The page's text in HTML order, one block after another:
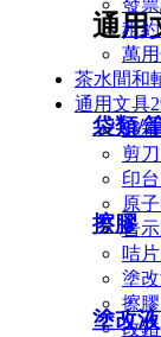
通用
袋類/
擦膠
塗改液
租約
萬
茶水間和
通用文具
錢箱
剪刀
印
原
告
咭
塗
擦膠
改